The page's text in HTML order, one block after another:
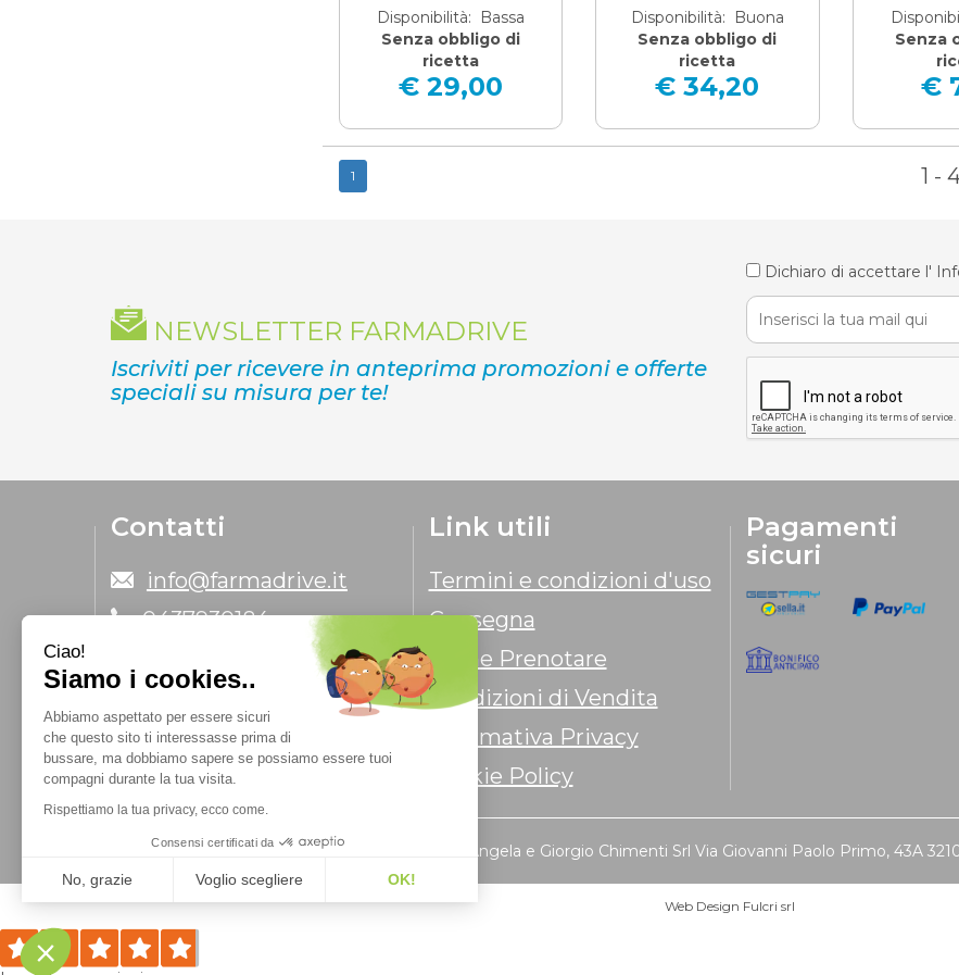
Disponibilità: Bassa
Senza obbligo di
ricetta
€ 29,00
Disponibilità: Buona
Senza obbligo di
ricetta
€ 34,20
Senza
€
1 1 -
NEWSLETTER FARMADRIVE
Iscriviti per ricevere in anteprima promozioni e offerte
speciali su misura per te!
Dichiaro di accettare l'
Contatti
info@farmadrive.it
0437930184
Link utili
Termini e condizioni d'uso
Consegna
Come Prenotare
Condizioni di Vendita
Informativa Privacy
Cookie Policy
Pagamenti
sicuri
Farmacia Chimenti dei Dott.ri Angela e Giorgio Chimenti Srl Via Giovanni Paolo Primo, 43A
Web Design Fulcri srl
Ciao!
Siamo i cookies..
Abbiamo aspettato per essere sicuri
che questo sito ti interessasse prima di
bussare, ma dobbiamo sapere se possiamo essere tuoi
compagni durante la tua visita.
Rispettiamo la tua privacy, ecco come.
Consensi certificati da
No, grazie Voglio scegliere OK!
Axeptio consent
La nostra piattaforma ti consente di personalizzare e gestire le tue impostazioni sulla privacy, garantendo la conformità alle